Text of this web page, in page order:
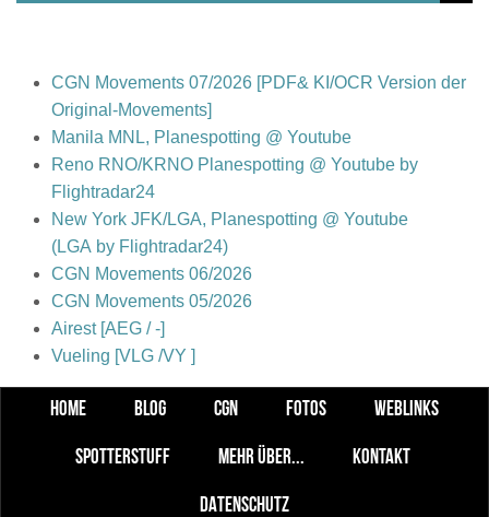
CGN Movements 07/2026 [PDF& KI/OCR Version der
Original-Movements]
Manila MNL, Planespotting @ Youtube
Reno RNO/KRNO Planespotting @ Youtube by
Flightradar24
New York JFK/LGA, Planespotting @ Youtube
(LGA by Flightradar24)
CGN Movements 06/2026
CGN Movements 05/2026
Airest [AEG / -]
Vueling [VLG /VY ]
HOME BLOG CGN FOTOS WEBLINKS
SPOTTERSTUFF MEHR ÜBER... KONTAKT
DATENSCHUTZ